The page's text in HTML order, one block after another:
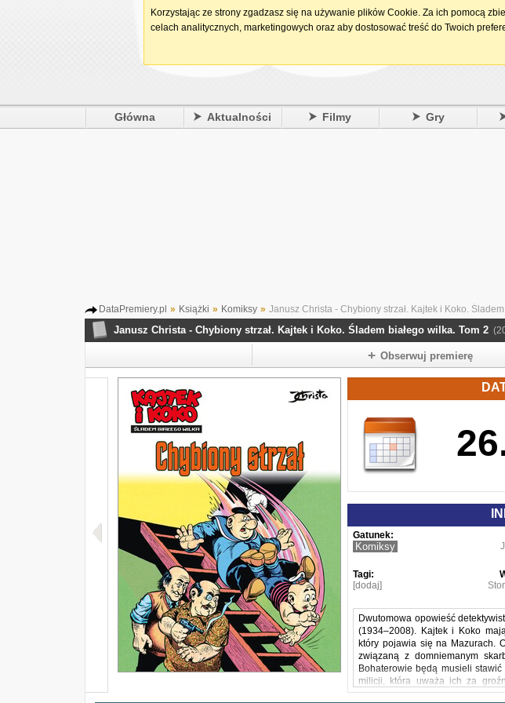
Główna Aktualności Filmy Gry
DataPremiery.pl » Książki » Komiksy » Janusz Christa - Chybiony strzał. Kajtek i Koko.
Janusz Christa - Chybiony strzał. Kajtek i Koko. Śladem białego wilka. Tom 2
Obserwuj premierę
Gatunek:
Komiksy
Tagi:
[dodaj]
Dwutomowa opowieść
(1934–2008). Kajtek i Koko
który pojawia się na Mazurach.
związaną z domniemanym
Bohaterowie będą musieli
milicji, która uważa ich za
strzelanin i podstępów autor jak
Korzystając ze strony zgadzasz się na używanie plików Cookie. Za ich pomocą
celach analitycznych, marketingowych oraz aby dostosować treść do Twoich